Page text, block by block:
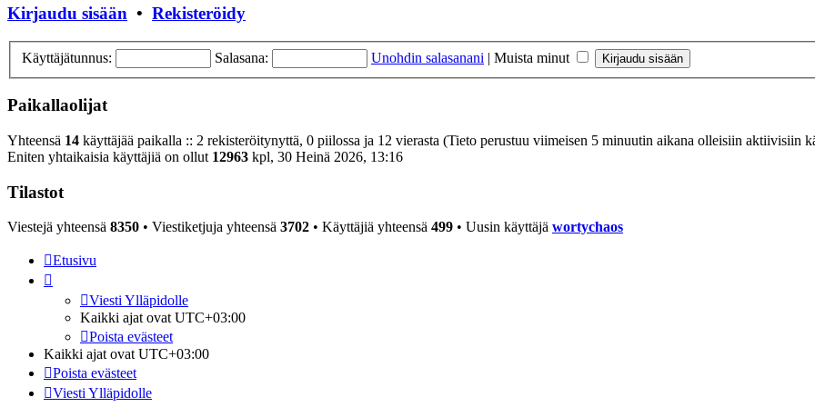
Kirjaudu sisään • Rekisteröidy
Käyttäjätunnus: Salasana: Unohdin salasanani | Muista minut
Paikallaolijat
Yhteensä 14 käyttäjää paikalla :: 2 rekisteröitynyttä, 0 piilossa ja 12 vierasta (Tieto perustuu viimeisen 5 minuutin aikana olleisiin aktiivisiin
Eniten yhtaikaisia käyttäjiä on ollut 12963 kpl, 30 Heinä 2026, 13:16
Tilastot
Viestejä yhteensä 8350 • Viestiketjuja yhteensä 3702 • Käyttäjiä yhteensä 499 • Uusin käyttäjä wortychaos
Etusivu
Viesti Ylläpidolle
Kaikki ajat ovat UTC+03:00
Poista evästeet
Kaikki ajat ovat UTC+03:00
Poista evästeet
Viesti Ylläpidolle